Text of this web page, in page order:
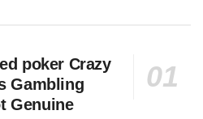
poker Crazy
Gambling
Genuine